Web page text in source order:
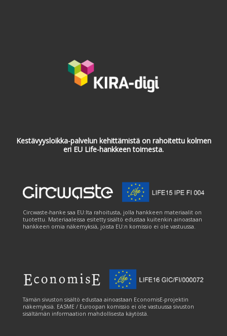
Kestävyysloikka-palvelun kehittämistä on rahoitettu kolmen
eri EU Life-hankkeen toimesta.
Circwaste-hanke saa EU:lta rahoitusta, jolla hankkeen materiaalit on
tuotettu. Materiaaleissa esitetty sisältö edustaa kuitenkin ainoastaan
hankkeen omia näkemyksiä, joista EU:n komissio ei ole vastuussa.
Tämän sivuston sisältö edustaa ainoastaan EconomisE-projektin
näkemyksiä. EASME / Euroopan komissio ei ole vastuussa sivuston
sisältämän informaation mahdollisesta käytöstä.